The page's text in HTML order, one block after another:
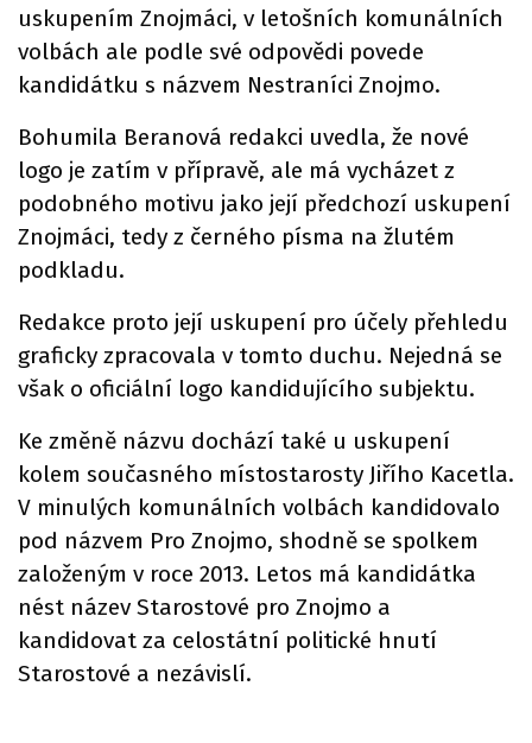
uskupením Znojmáci, v letošních komunálních
volbách ale podle své odpovědi povede
kandidátku s názvem Nestraníci Znojmo.
Bohumila Beranová redakci uvedla, že nové
logo je zatím v přípravě, ale má vycházet z
podobného motivu jako její předchozí uskupení
Znojmáci, tedy z černého písma na žlutém
podkladu.
Redakce proto její uskupení pro účely přehledu
graficky zpracovala v tomto duchu. Nejedná se
však o oficiální logo kandidujícího subjektu.
Ke změně názvu dochází také u uskupení
kolem současného místostarosty Jiřího Kacetla.
V minulých komunálních volbách kandidovalo
pod názvem Pro Znojmo, shodně se spolkem
založeným v roce 2013. Letos má kandidátka
nést název Starostové pro Znojmo a
kandidovat za celostátní politické hnutí
Starostové a nezávislí.